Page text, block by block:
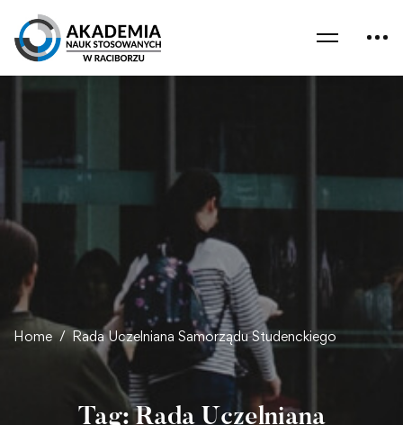
Home Rada Uczelniana Samorządu Studenckiego
Tag: Rada Uczelniana